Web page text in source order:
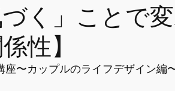
活動 マドレジャーナル メルマ
ディア 東京マラソン ボラン
く」ことで
性】
〜カップルのライフデザイン編